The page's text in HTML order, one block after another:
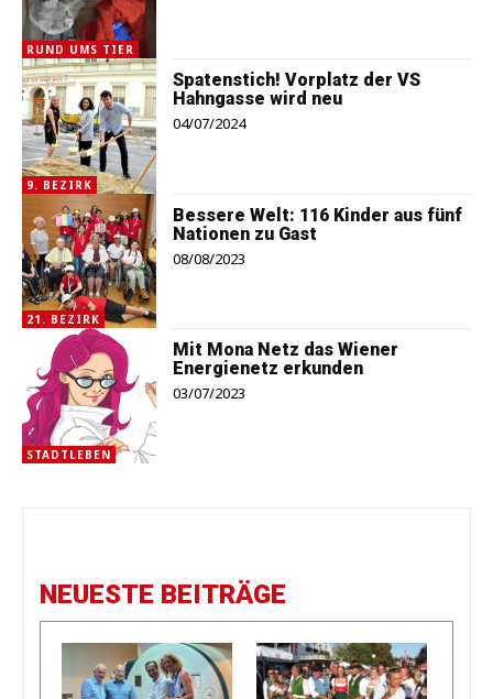
RUND UMS TIER
9. BEZIRK
Spatenstich! Vorplatz der VS
Hahngasse wird neu
04/07/2024
21. BEZIRK
Bessere Welt: 116 Kinder aus fünf
Nationen zu Gast
08/08/2023
STADTLEBEN
Mit Mona Netz das Wiener
Energienetz erkunden
03/07/2023
NEUESTE BEITRÄGE